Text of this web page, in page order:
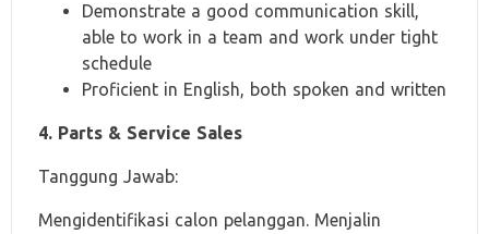
Demonstrate a good communication skill,
able to work in a team and work under tight
schedule
Proficient in English, both spoken and written
4. Parts & Service Sales
Tanggung Jawab:
Mengidentifikasi calon pelanggan. Menjalin